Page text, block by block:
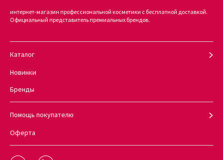
интернет-магазин профессиональной косметики с бесплатной доставкой.
Официальный представитель премиальных брендов.
Каталог
Новинки
Бренды
Помощь покупателю
Оферта